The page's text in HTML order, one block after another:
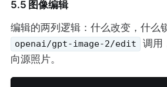
5.5 图像编辑
编辑的两列逻辑：什么改变，什么
openai/gpt-image-2/edit 调用
向源照片。